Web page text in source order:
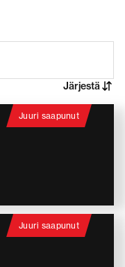
Järjestä
Juuri saapunut
Juuri saapunut